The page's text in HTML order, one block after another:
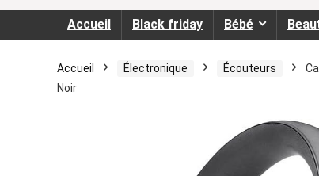
Accueil Black friday Bébé
Accueil Électronique Écouteurs
Noir